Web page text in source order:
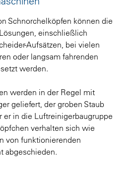
Schnorchelköpfen können die
einschließlich
Aufsätzen, bei vielen
oder langsam fahrenden
werden.
werden in der Regel mit
geliefert, der groben Staub
er in die Luftreinigerbaugruppe
verhalten sich wie
von funktionierenden
abgeschieden.